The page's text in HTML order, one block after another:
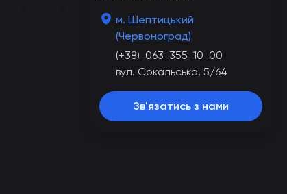
м. Шептицький
(Червоноград)
(+38)-063-355-10-00
вул. Сокальська, 5/64
Зв'язатись з нами